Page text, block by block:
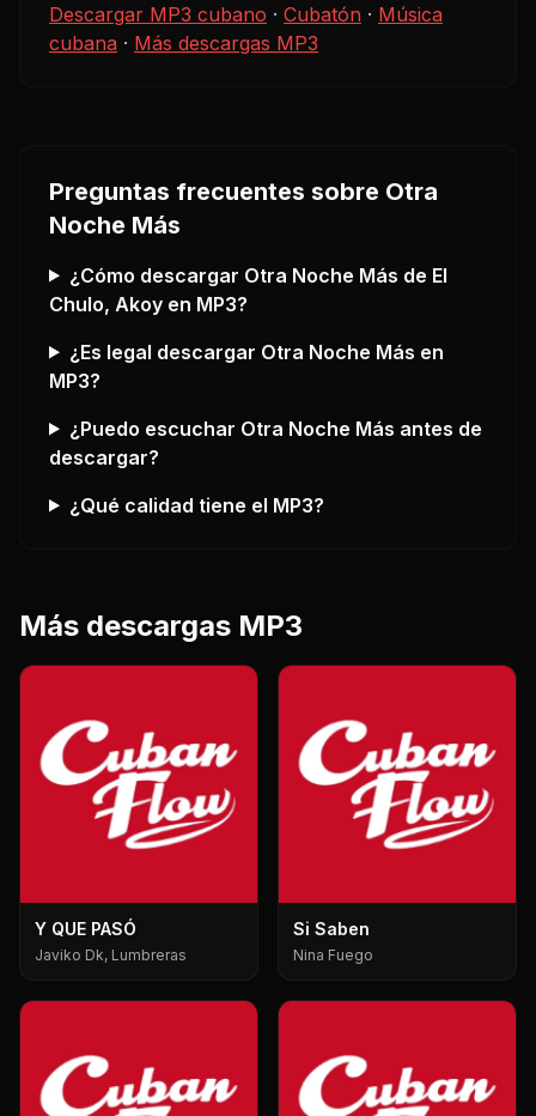
Descargar MP3 cubano · Cubatón · Música
cubana · Más descargas MP3
Preguntas frecuentes sobre Otra
Noche Más
¿Cómo descargar Otra Noche Más de El
Chulo, Akoy en MP3?
¿Es legal descargar Otra Noche Más en
MP3?
¿Puedo escuchar Otra Noche Más antes de
descargar?
¿Qué calidad tiene el MP3?
Más descargas MP3
Y QUE PASÓ
Javiko Dk, Lumbreras
Si Saben
Nina Fuego